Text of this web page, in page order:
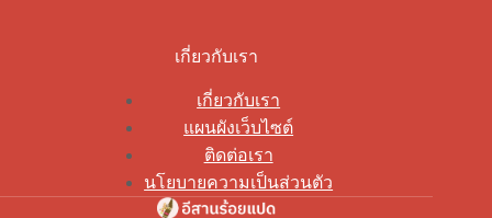
เกี่ยวกับเรา
เกี่ยวกับเรา
แผนผังเว็บไซต์
ติดต่อเรา
นโยบายความเป็นส่วนตัว